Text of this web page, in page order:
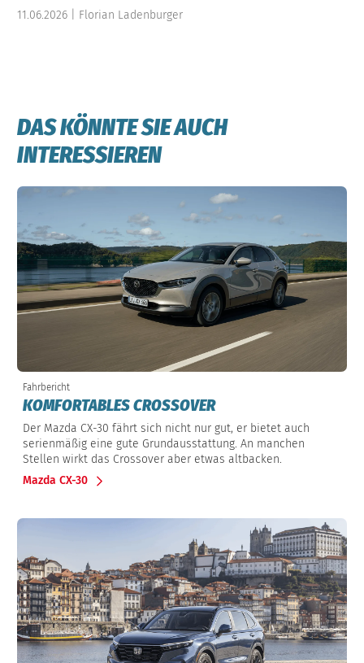
11.06.2026 | Florian Ladenburger
DAS KÖNNTE SIE AUCH
INTERESSIEREN
Fahrbericht
KOMFORTABLES CROSSOVER
Der Mazda CX-30 fährt sich nicht nur gut, er bietet auch
serienmäßig eine gute Grundausstattung. An manchen
Stellen wirkt das Crossover aber etwas altbacken.
Mazda CX-30